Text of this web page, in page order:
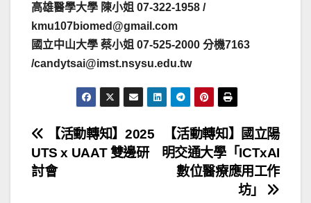
高雄醫學大學 陳小姐 07-322-1958 /
kmu107biomed@gmail.com
國立中山大學 蔡小姐 07-525-2000 分機7163
/candytsai@imst.nsysu.edu.tw
文
章
【活動轉知】國立陽
明交通大學「ICTxAI
數位醫療應用工作
坊」
【活動轉知】2025
UTS x UAAT 雙邊研
討會